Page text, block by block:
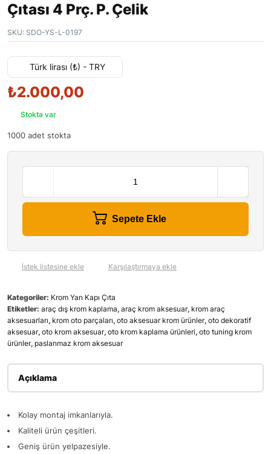
Çıtası 4 Prç. P. Çelik
SKU: SDO-YS-L-0197
Türk lirası (₺) - TRY
₺2.000,00
Stokta var
1000 adet stokta
Sepete Ekle
İstek listesine ekle Karşılaştırmaya ekle
Kategoriler: Krom Yan Kapı Çıta
Etiketler: araç dış krom kaplama, araç krom aksesuar, krom araç
aksesuarları, krom oto parçaları, oto aksesuar krom ürünler, oto dekoratif
aksesuar, oto krom aksesuar, oto krom kaplama ürünleri, oto tuning krom
ürünler, paslanmaz krom aksesuar
Açıklama
Kolay montaj imkanlarıyla.
Kaliteli ürün çeşitleri.
Geniş ürün yelpazesiyle.